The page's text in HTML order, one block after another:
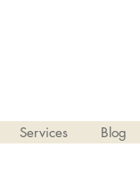
Services Blog